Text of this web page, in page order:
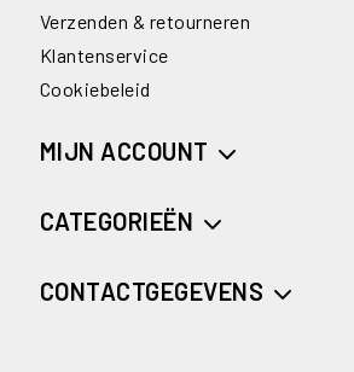
Verzenden & retourneren
Klantenservice
Cookiebeleid
MIJN ACCOUNT
CATEGORIEËN
CONTACTGEGEVENS